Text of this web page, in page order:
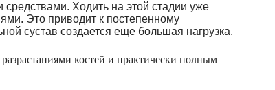
Ходить на этой стадии уже
Это приводит к постепенному
сустав создается еще большая нагрузка.
костей и практически полным